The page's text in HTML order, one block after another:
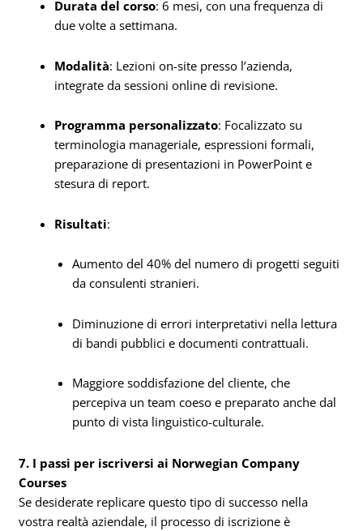
Durata del corso: 6 mesi, con una frequenza di
due volte a settimana.
Modalità: Lezioni on-site presso l’azienda,
integrate da sessioni online di revisione.
Programma personalizzato: Focalizzato su
terminologia manageriale, espressioni formali,
preparazione di presentazioni in PowerPoint e
stesura di report.
Risultati:
Aumento del 40% del numero di progetti seguiti
da consulenti stranieri.
Diminuzione di errori interpretativi nella lettura
di bandi pubblici e documenti contrattuali.
Maggiore soddisfazione del cliente, che
percepiva un team coeso e preparato anche dal
punto di vista linguistico-culturale.
7. I passi per iscriversi ai Norwegian Company
Courses
Se desiderate replicare questo tipo di successo nella
vostra realtà aziendale, il processo di iscrizione è